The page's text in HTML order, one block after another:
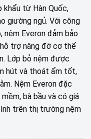
khẩu từ Hàn Quốc,
giường ngủ. Với công
nệm Everon đảm bảo
trợ nâng đỡ cơ thể
Lớp bỏ nệm được
hút và thoát ẩm tốt,
Nệm Everon đặc
bà bầu và có giá
trên thị trường nệm